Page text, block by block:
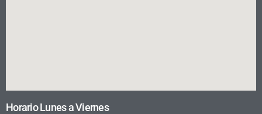
Horario Lunes a Viernes